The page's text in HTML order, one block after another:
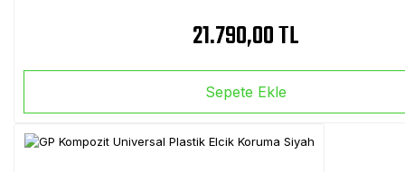
21.790,00 TL
Sepete Ekle